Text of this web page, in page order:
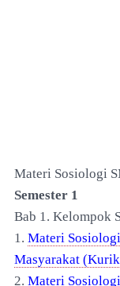
Materi Sosiologi
Semester 1
Bab 1. Kelompok
1. Materi
Masyarakat
2. Materi